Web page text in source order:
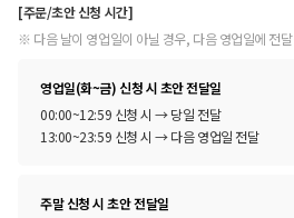
[주문/초안 신청 시간]
※ 다음 날이 영업일이 아닐 경우, 다음 영업일에 전
영업일(화~금) 신청 시 초안 전달일
00:00~12:59 신청 시 → 당일 전달
13:00~23:59 신청 시 → 다음 영업일 전달
주말 신청 시 초안 전달일